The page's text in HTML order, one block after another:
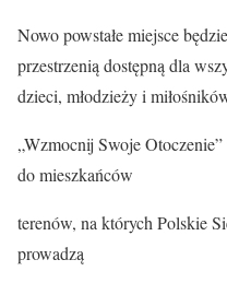
Nowo powstałe miejsce
przestrzenią dostępną dla
dzieci, młodzieży i
„Wzmocnij Swoje
do mieszkańców
terenów, na których Polskie
prowadzą